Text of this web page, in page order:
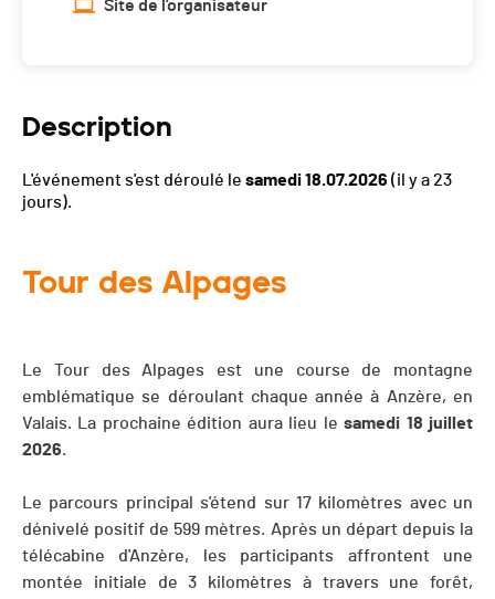
Site de l'organisateur
Description
L'événement s'est déroulé le samedi 18.07.2026 (il y a 23
jours).
Tour des Alpages
Le Tour des Alpages est une course de montagne
emblématique se déroulant chaque année à Anzère, en
Valais. La prochaine édition aura lieu lesamedi 18 juillet
2026.
Le parcours principal s'étend sur 17 kilomètres avec un
dénivelé positif de 599 mètres. Après un départ depuis la
télécabine d'Anzère, les participants affrontent une
montée initiale de 3 kilomètres à travers une forêt,